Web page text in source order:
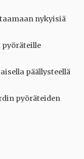
nykyisiä
päällysteellä
pyöräteiden